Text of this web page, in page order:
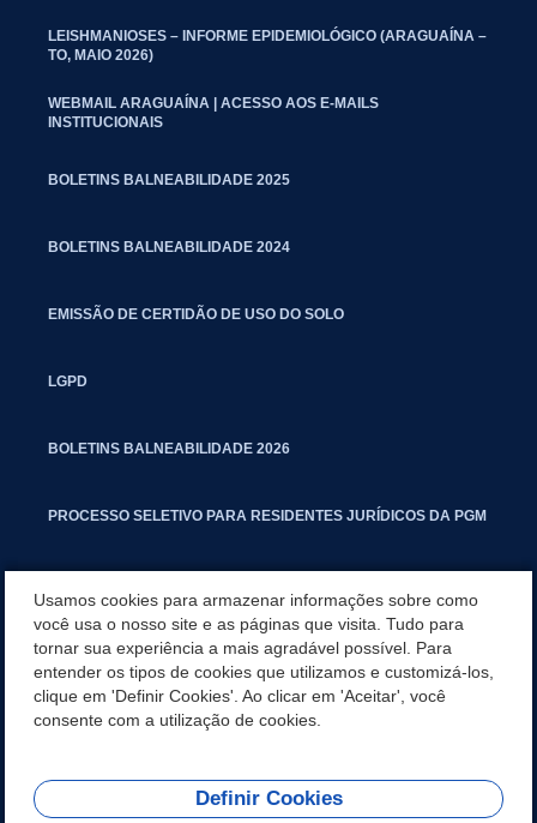
LEISHMANIOSES – INFORME EPIDEMIOLÓGICO (ARAGUAÍNA –
TO, MAIO 2026)
WEBMAIL ARAGUAÍNA | ACESSO AOS E-MAILS
INSTITUCIONAIS
BOLETINS BALNEABILIDADE 2025
BOLETINS BALNEABILIDADE 2024
EMISSÃO DE CERTIDÃO DE USO DO SOLO
LGPD
BOLETINS BALNEABILIDADE 2026
PROCESSO SELETIVO PARA RESIDENTES JURÍDICOS DA PGM
MANUAL DE PROCEDIMENTOS IMOBILIÁRIOS SEINFRA
TURMINHA DO LAGO
Usamos cookies para armazenar informações sobre como
você usa o nosso site e as páginas que visita. Tudo para
tornar sua experiência a mais agradável possível. Para
entender os tipos de cookies que utilizamos e customizá-los,
clique em 'Definir Cookies'. Ao clicar em 'Aceitar', você
consente com a utilização de cookies.
Definir Cookies